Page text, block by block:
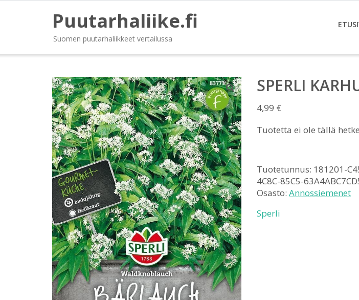
Puutarhaliike.fi
Suomen puutarhaliikkeet vertailussa
SPERLI
4,99 €
Tuotetta ei ole tällä
Tuotetunnus: 181201-
4C8C-85C5-
Osasto: Annossiemenet
Sperli